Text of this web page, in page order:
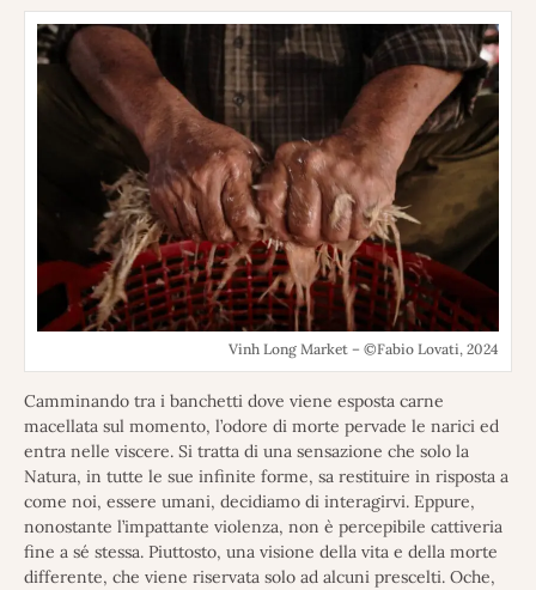
Vinh Long Market – ©Fabio Lovati, 2024
Camminando tra i banchetti dove viene esposta carne
macellata sul momento, l’odore di morte pervade le narici ed
entra nelle viscere. Si tratta di una sensazione che solo la
Natura, in tutte le sue infinite forme, sa restituire in risposta a
come noi, essere umani, decidiamo di interagirvi. Eppure,
nonostante l’impattante violenza, non è percepibile cattiveria
fine a sé stessa. Piuttosto, una visione della vita e della morte
differente, che viene riservata solo ad alcuni prescelti. Oche,